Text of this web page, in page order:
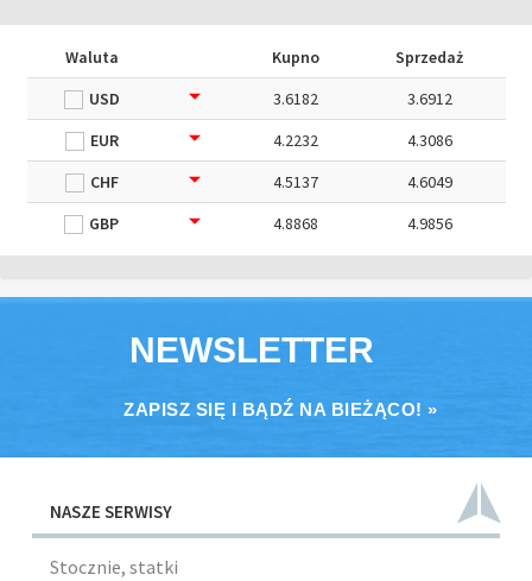
Waluta Kupno
Sprzedaż
USD
3.6182
3.6912
EUR
4.2232
4.3086
CHF
4.5137
4.6049
GBP
4.8868 4.9856
NEWSLETTER
ZAPISZ SIĘ I BĄDŹ NA BIEŻĄCO! »
NASZE SERWISY
Stocznie, statki